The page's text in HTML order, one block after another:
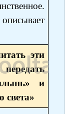
эти
и
света»